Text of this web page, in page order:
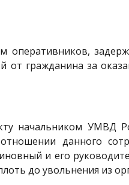
оперативников,
от гражданина за
начальником УМВД
данного
и его
до увольнения из